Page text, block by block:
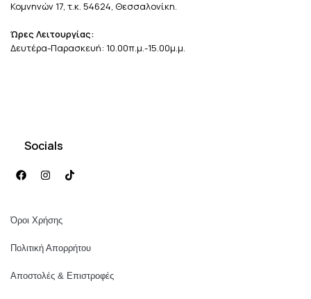
Κομνηνών 17, τ.κ. 54624, Θεσσαλονίκη.
Ώρες Λειτουργίας:
Δευτέρα-Παρασκευή: 10.00π.μ.-15.00μ.μ.
Socials
Όροι Χρήσης
Πολιτική Απορρήτου
Αποστολές & Επιστροφές